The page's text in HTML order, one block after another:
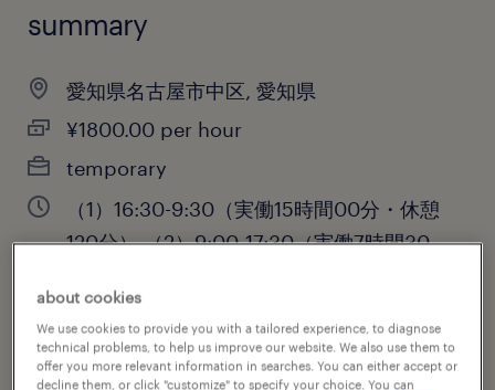
summary
愛知県名古屋市中区, 愛知県
¥1800.00 per hour
temporary
（1）16:30-9:30（実働15時間00分・休憩
120分）,（2）9:00-17:30（実働7時間30
job category
about cookies
We use cookies to provide you with a tailored experience, to diagnose
technical problems, to help us improve our website. We also use them to
offer you more relevant information in searches. You can either accept or
decline them, or click "customize" to specify your choice. You can